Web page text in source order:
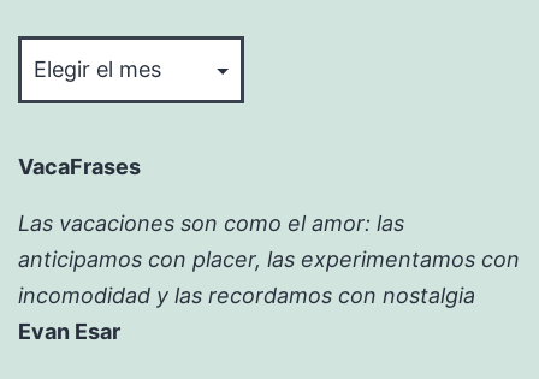
VacaFrases
Las vacaciones son como el amor: las
anticipamos con placer, las experimentamos con
incomodidad y las recordamos con nostalgia
Evan Esar